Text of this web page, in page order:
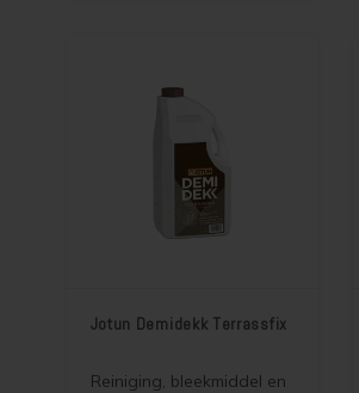
Jotun Demidekk Terrassfix
Reiniging, bleekmiddel en